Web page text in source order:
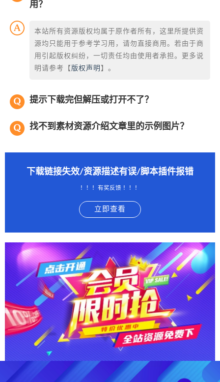
用？
本站所有资源版权均属于原作者所有，这里所提供资
源均只能用于参考学习用，请勿直接商用。若由于商
用引起版权纠纷，一切责任均由使用者承担。更多说
明请参考【 版权声明 】。
提示下载完但解压或打开不了？
找不到素材资源介绍文章里的示例图片？
下载链接失效/资源描述有误/脚本插件报错
！！！有奖反馈 ！！！
立即查看